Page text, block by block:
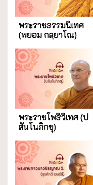
พระราชธรรมนิเทศ
(พยอม กลฺยาโณ)
พระราชโพธิวิเทศ (ป
สันโนภิกขุ)